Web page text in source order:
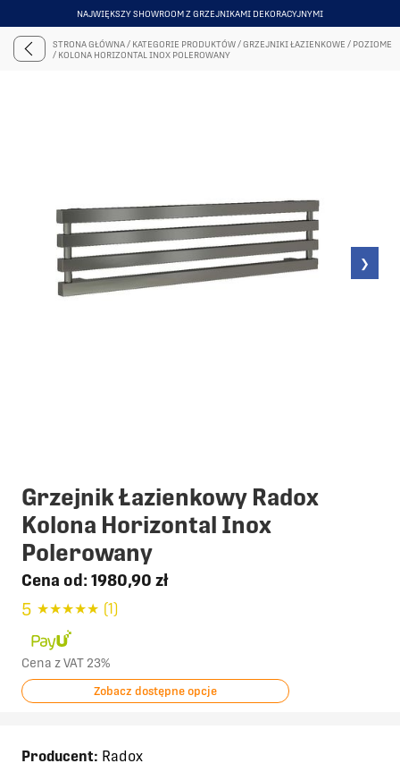
NAJWIĘKSZY SHOWROOM Z GRZEJNIKAMI DEKORACYJNYMI
ITEM
STRONA GŁÓWNA/ KATEGORIE PRODUKTÓW/GRZEJNIKI ŁAZIENKOWE / POZIOME
/ KOLONA HORIZONTAL INOX POLEROWANY
❯
Grzejnik Łazienkowy Radox
Kolona Horizontal Inox
Polerowany
Cena od: 1980,90 zł
5 ★★★★★ (1)
Cena z VAT 23%
Zobacz dostępne opcje
Producent: Radox